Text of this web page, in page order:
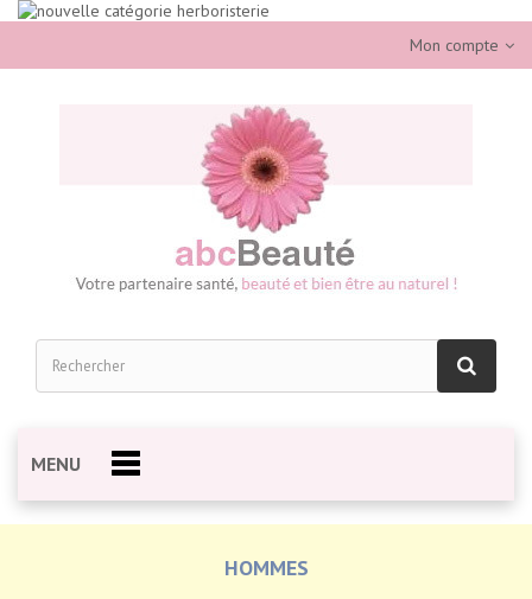
Mon compte
MENU
HOMMES